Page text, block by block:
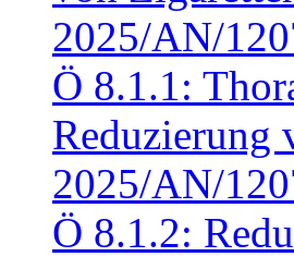
2025/AN/
Ö 8.1.1:
Reduzierung
2025/AN/
Ö 8.1.2: